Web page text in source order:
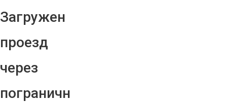
Загружен
проезд
через
пограничн